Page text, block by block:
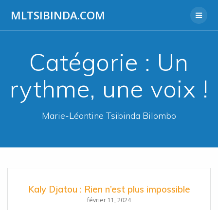
MLTSIBINDA.COM
Catégorie : Un
rythme, une voix !
Marie-Léontine Tsibinda Bilombo
Kaly Djatou : Rien n’est plus impossible
février 11, 2024